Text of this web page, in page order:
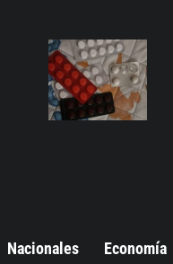
Nacionales Economía